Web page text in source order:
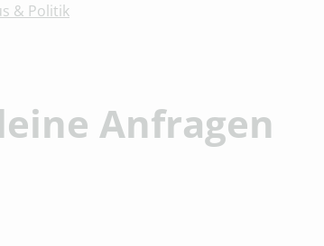
& Politik
Anfragen